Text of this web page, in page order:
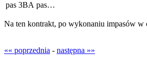
pas 3BA pas…
Na ten kontrakt, po wykonaniu impasów
«« poprzednia - następna »»